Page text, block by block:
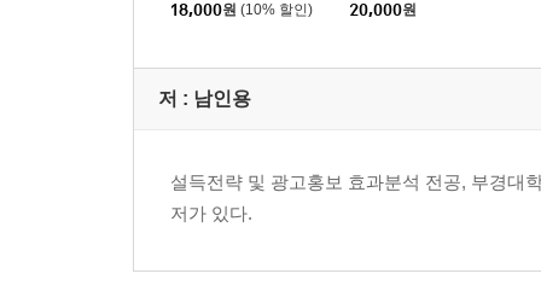
5. 민주당 정권의 붕괴 과정-미국무부와 국방부의
18,000원 (10% 할인) 20,000원
저 : 남인용
설득전략 및 광고홍보 효과분석 전공, 부경대
저가 있다.